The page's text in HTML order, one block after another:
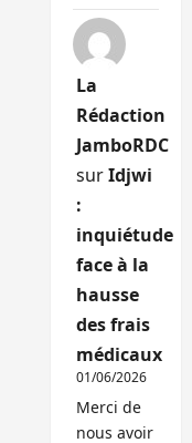
La
Rédaction
JamboRDC
surIdjwi
:
inquiétude
face à la
hausse
des frais
médicaux
01/06/2026
Merci de
nous avoir